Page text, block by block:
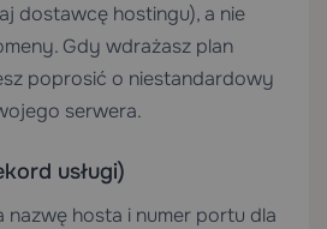
dostawcę hostingu), a nie
Gdy wdrażasz plan
poprosić o niestandardowy
serwera.
usługi)
nazwę hosta i numer portu dla